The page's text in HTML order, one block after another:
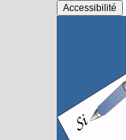
Accessibilité